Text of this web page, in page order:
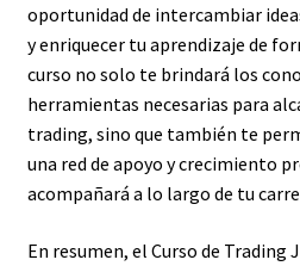
oportunidad de intercambiar
y enriquecer tu aprendizaje de
curso no solo te brindará los
herramientas necesarias para
trading, sino que también te
una red de apoyo y crecimiento
acompañará a lo largo de tu
En resumen, el Curso de Trading